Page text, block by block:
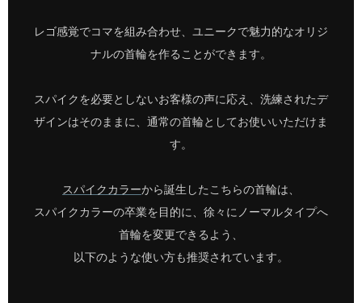
レゴ感覚でコマを組み合わせ、ユニークで魅力的なオリジ
ナルの首輪を作ることができます。
スパイクを必要としないお客様の声に応え、洗練されたデ
ザインはそのままに、通常の首輪としてお使いいただけま
す。
スパイクカラーから誕生したこちらの首輪は、
スパイクカラーの卒業を目的に、徐々にノーマルタイプへ
首輪を変更できるよう、
以下のような使い方も推奨されています。